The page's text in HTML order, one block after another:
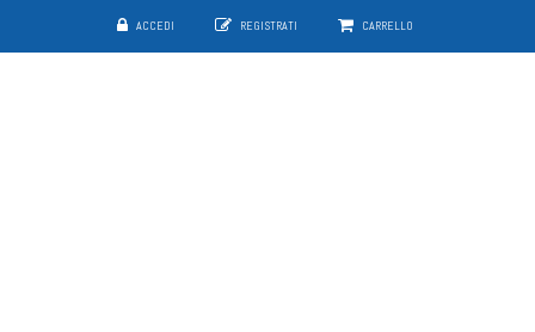
ACCEDI REGISTRATI CARRELLO